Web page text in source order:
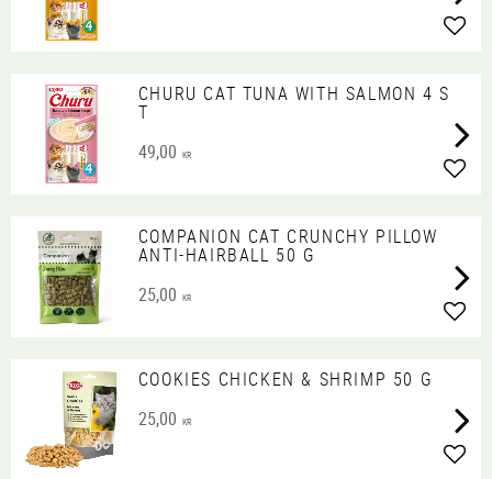
CHURU CAT TUNA WITH SALMON 4 S
T
49,00 KR
COMPANION CAT CRUNCHY PILLOW
ANTI-HAIRBALL 50 G
25,00 KR
COOKIES CHICKEN & SHRIMP 50 G
25,00 KR